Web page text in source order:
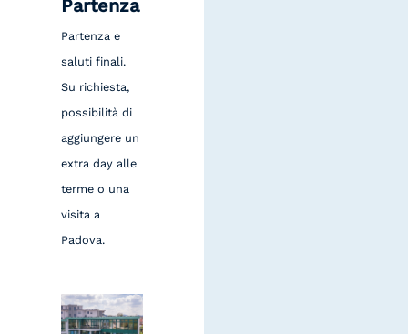
Partenza
Partenza e
saluti finali.
Su richiesta,
possibilità di
aggiungere un
extra day alle
terme o una
visita a
Padova.